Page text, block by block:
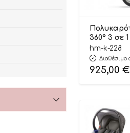
360° 3 σε
Κ228 Γκρι
δόσεις)
hm-k-228
Διαθέσιμο
925,00 €